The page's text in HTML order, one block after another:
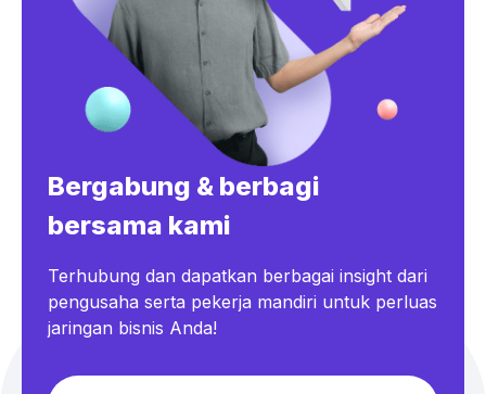
Bergabung & berbagi
bersama kami
Terhubung dan dapatkan berbagai insight dari
pengusaha serta pekerja mandiri untuk perluas
jaringan bisnis Anda!